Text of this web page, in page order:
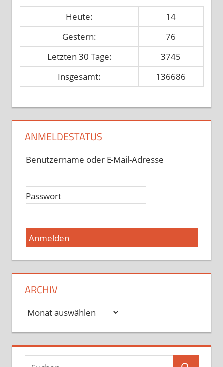
Heute:
14
Gestern:
76
Letzten 30 Tage:
3745
Insgesamt:
136686
ANMELDESTATUS
Benutzername oder E-Mail-Adresse
Passwort
ARCHIV
Archiv
Suchen